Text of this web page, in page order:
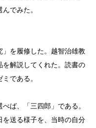
でみた。
を履修した。越智治雄教
解説してくれた。読書の
である。
ば、「三四郎」である。
を送る様子を、当時の自分